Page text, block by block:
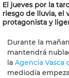
El jueves por la
riesgo de lluvia, el
protagonista y
Durante la
mantendrá
la Agencia Vasca
mediodía